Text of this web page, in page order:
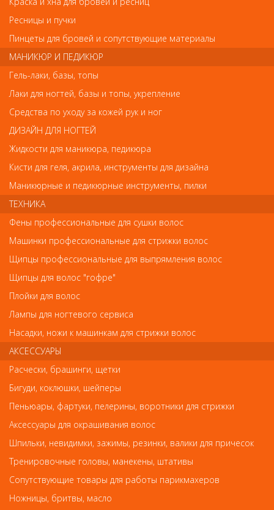
Напишите свой отзыв
Комментарий
Имя
Код
Обратите внимание
Внешний вид товара «Лонда Лак для волос сильной фиксации
Fix It (ф.2) 500мл» может отличаться от фотографий на сайте.
Несовпадение внешнего вида и комплектности реального
товара с фотографиями и описанием на сайте не является
показателем ненадлежащего качества товара.
Так же советуем посмотреть
Арт. 93135
Ресницы и пучки
Пинцеты для бровей и сопутствующие материалы
МАНИКЮР И ПЕДИКЮР
Гель-лаки, базы, топы
Лаки для ногтей, базы и топы, укрепление
Средства по уходу за кожей рук и ног
ДИЗАЙН ДЛЯ НОГТЕЙ
Жидкости для маникюра, педикюра
Кисти для геля, акрила, инструменты для дизайна
Маникюрные и педикюрные инструменты, пилки
ТЕХНИКА
Фены профессиональные для сушки волос
Машинки профессиональные для стрижки волос
Щипцы профессиональные для выпрямления волос
Щипцы для волос "гофре"
Плойки для волос
Лампы для ногтевого сервиса
Насадки, ножи к машинкам для стрижки волос
АКСЕССУАРЫ
Расчески, брашинги, щетки
Бигуди, коклюшки, шейперы
Пеньюары, фартуки, пелерины, воротники для стрижки
Аксессуары для окрашивания волос
Шпильки, невидимки, зажимы, резинки, валики для причесок
Тренировочные головы, манекены, штативы
Сопутствующие товары для работы парикмахеров
Ножницы, бритвы, масло